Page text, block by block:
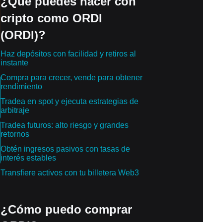
cripto como ORDI
(ORDI)?
Haz depósitos con facilidad y retiros al
instante
Compra para crecer, vende para obtener
rendimiento
Tradea en spot y ejecuta estrategias de
arbitraje
Tradea futuros: alto riesgo y grandes
retornos
Obtén ingresos pasivos con tasas de
interés estables
Transfiere activos con tu billetera Web3
¿Cómo puedo comprar